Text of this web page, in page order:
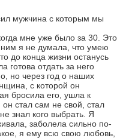
мужчина с которым мы
мне уже было за 30. Это
я не думала, что умею
до конца жизни останусь
готова отдать за него
но через год о наших
с которой он
бросила его, ушла к
он стал сам не свой, стал
знал кого выбрать. Я
заболела сильно по-
я ему всю свою любовь,